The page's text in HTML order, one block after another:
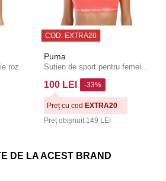
roz
COD: EXTRA20
Puma
100 LEI
Preț obișnuit 149 LEI
-33%
Preț cu cod EXTRA20
DE LA ACEST BRAND